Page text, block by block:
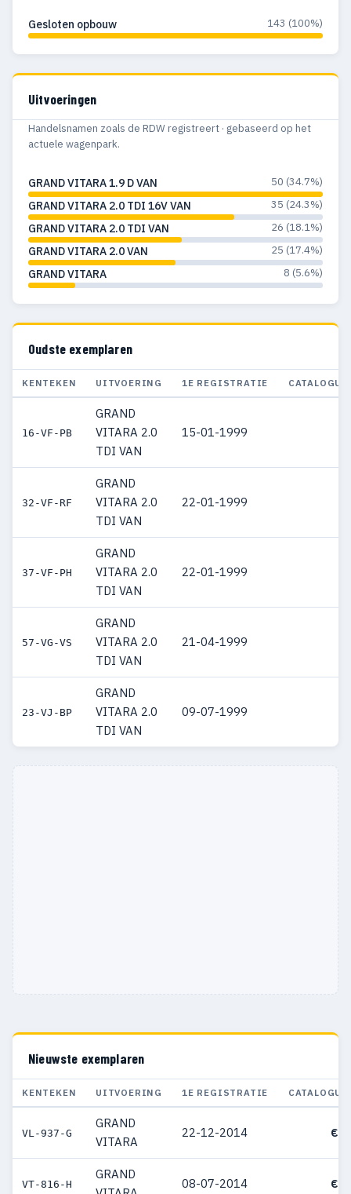
Gesloten opbouw 143 (100%)
Uitvoeringen
Handelsnamen zoals de RDW registreert · gebaseerd op het
actuele wagenpark.
GRAND VITARA 1.9 D VAN 50 (34.7%)
GRAND VITARA 2.0 TDI 16V VAN 35 (24.3%)
GRAND VITARA 2.0 TDI VAN 26 (18.1%)
GRAND VITARA 2.0 VAN 25 (17.4%)
GRAND VITARA 8 (5.6%)
Oudste exemplaren
KENTEKEN UITVOERING 1E REGISTRATIE
16-VF-PB
GRAND
VITARA 2.0
TDI VAN
15-01-1999
32-VF-RF
GRAND
VITARA 2.0
TDI VAN
22-01-1999
37-VF-PH
GRAND
VITARA 2.0
TDI VAN
22-01-1999
57-VG-VS
GRAND
VITARA 2.0
TDI VAN
21-04-1999
23-VJ-BP
GRAND
VITARA 2.0
TDI VAN
09-07-1999
Nieuwste exemplaren
KENTEKEN UITVOERING 1E REGISTRATIE
VL-937-G
GRAND
VITARA
22-12-2014 €
VT-816-H
GRAND
08-07-2014 €